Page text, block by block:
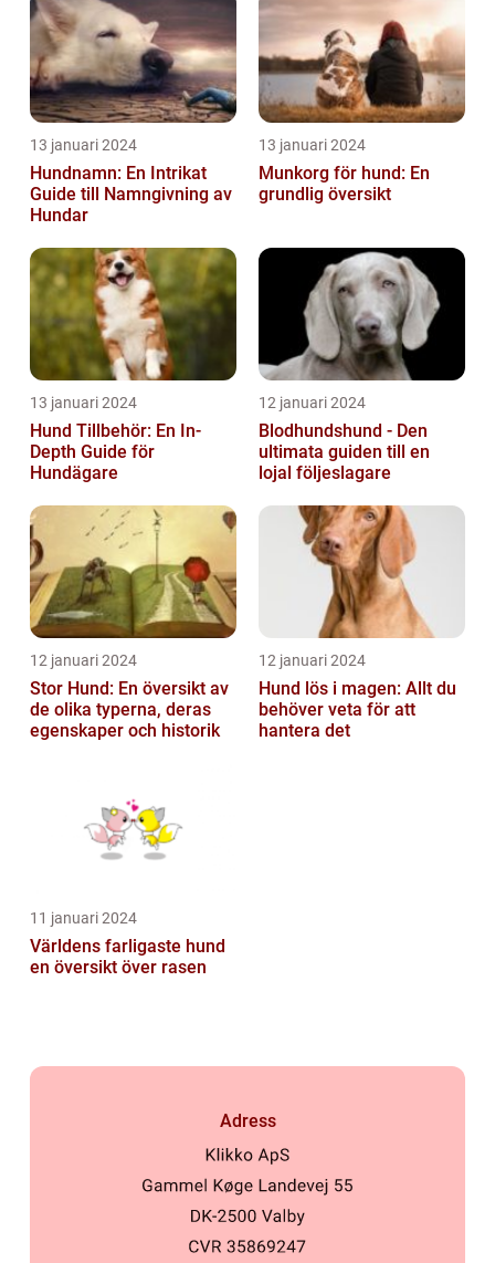
13 januari 2024
Hundnamn: En Intrikat
Guide till Namngivning av
Hundar
13 januari 2024
Munkorg för hund: En
grundlig översikt
13 januari 2024
Hund Tillbehör: En In-
Depth Guide för
Hundägare
12 januari 2024
Blodhundshund - Den
ultimata guiden till en
lojal följeslagare
12 januari 2024
Stor Hund: En översikt av
de olika typerna, deras
egenskaper och historik
12 januari 2024
Hund lös i magen: Allt du
behöver veta för att
hantera det
11 januari 2024
Världens farligaste hund
en översikt över rasen
Adress